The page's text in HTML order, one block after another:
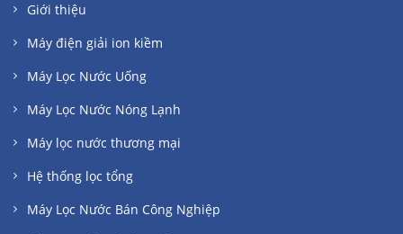
Giới thiệu
Máy điện giải ion kiềm
Máy Lọc Nước Uống
Máy Lọc Nước Nóng Lạnh
Máy lọc nước thương mại
Hệ thống lọc tổng
Máy Lọc Nước Bán Công Nghiệp